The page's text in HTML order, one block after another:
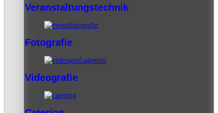
Veranstaltungstechnik
Fotografie
Videografie